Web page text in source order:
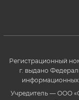
Регистрационный
г. выдано
информационных
Учредитель — ООО